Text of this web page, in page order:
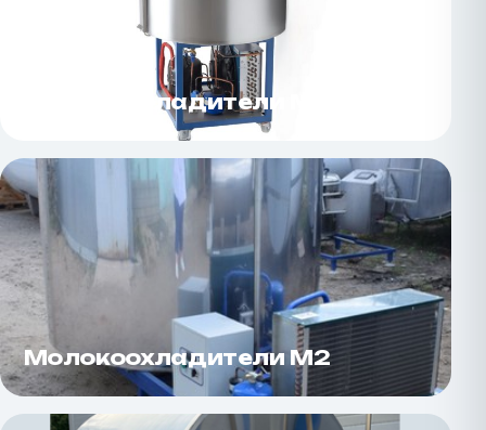
Молокоохладители М1
Молокоохладители М2